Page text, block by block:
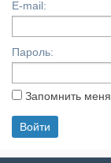
E-mail:
Пароль:
Запомнить меня